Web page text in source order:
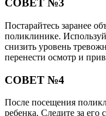
СОВЕТ №3
Постарайтесь заранее
поликлинике.
снизить уровень
перенести осмотр и
СОВЕТ №4
После посещения
ребенка. Следите за